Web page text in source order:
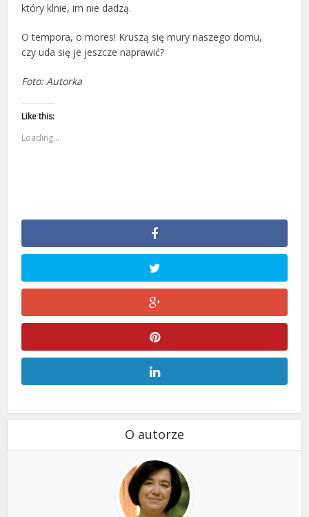
który klnie, im nie dadzą.
O tempora, o mores! Kruszą się mury naszego domu,
czy uda się je jeszcze naprawić?
Foto: Autorka
Like this:
Loading...
O autorze